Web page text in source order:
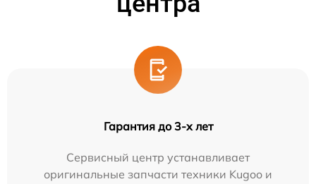
Гарантия до 3-х лет
Сервисный центр устанавливает
оригинальные запчасти техники Kugoo и